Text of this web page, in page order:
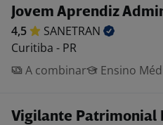
Jovem Aprendiz
4,5
SANETRAN
Curitiba - PR
A combinar
Ensino
Vigilante Patrimonial